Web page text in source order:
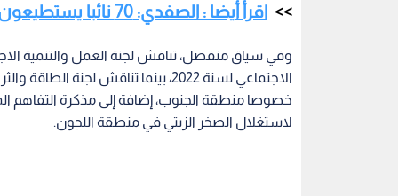
اقرأ أيضا : الصفدي: 70 نائبا يستطيعون قيادة الحكومة
وفي سياق منفصل، تناقش لجنة العمل والتنمية
الاجتماعي لسنة 2022، بينما تناقش
خصوصا منطقة الجنوب، إضافة إلى مذكرة التفاهم
لاستغلال الصخر الزيتي في منطقة اللجون.